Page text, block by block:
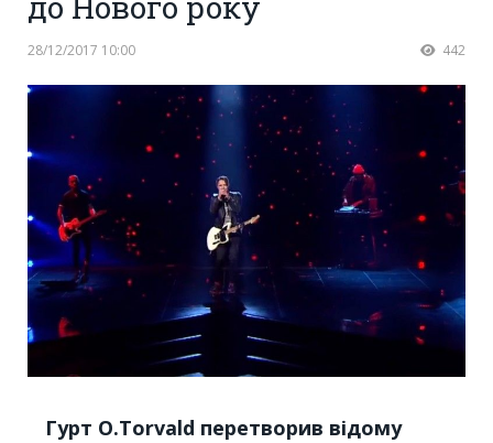
28/12/2017 10:00 442
Гурт O.Torvald перетворив відому